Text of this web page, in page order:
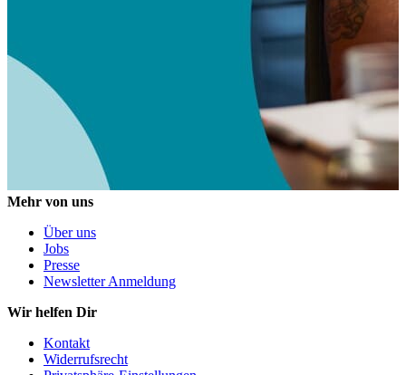
Mehr von uns
Über uns
Jobs
Presse
Newsletter Anmeldung
Wir helfen Dir
Kontakt
Widerrufsrecht